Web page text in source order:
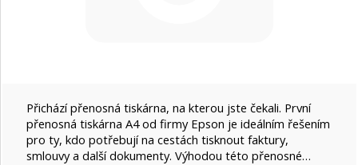
Peach
Přichází přenosná tiskárna, na kterou jste čekali. První
přenosná tiskárna A4 od firmy Epson je ideálním řešením
pro ty, kdo potřebují na cestách tisknout faktury,
smlouvy a další dokumenty. Výhodou této přenosné…